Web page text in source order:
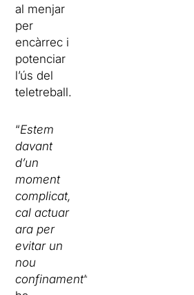
al menjar
per
encàrrec i
potenciar
l’ús del
teletreball.
“Estem
davant
d’un
moment
complicat,
cal actuar
ara per
evitar un
nou
confinament“,